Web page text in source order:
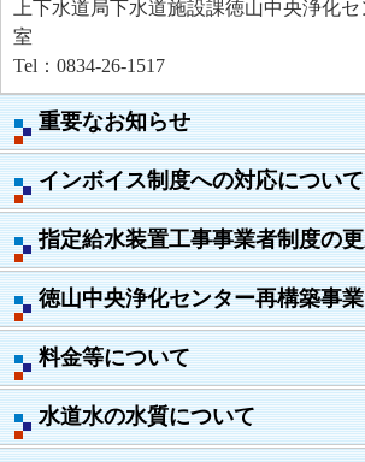
重要なお知らせ
インボイス制度への対応について
指定給水装置工事事業者制度の
徳山中央浄化センター再構築事
料金等について
水道水の水質について
上下水道局下水道施設課徳山中央浄化
室
Tel：0834-26-1517